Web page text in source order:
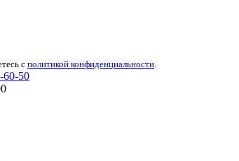
с политикой конфиденциальности.
60-50